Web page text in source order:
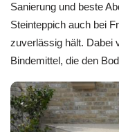
Sanierung und beste
Steinteppich auch bei
zuverlässig hält. Dabei
Bindemittel, die den